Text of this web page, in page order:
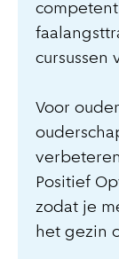
cursussen
Voor
Positief
zodat je
het gezin